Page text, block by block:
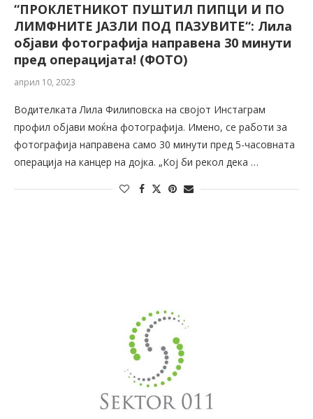
“ПРОКЛЕТНИКОТ ПУШТИЛ ПИПЦИ И ПО
ЛИМФНИТЕ ЈАЗЛИ ПОД ПАЗУВИТЕ“: Лила
објави фотографија направена 30 минути
пред операцијата! (ФОТО)
април 10, 2023
Водителката Лила Филиповска на својот Инстаграм
профил објави моќна фотографија. Имено, се работи за
фотографија направена само 30 минути пред 5-часовната
операција на канцер на дојка. „Кој би рекол дека …